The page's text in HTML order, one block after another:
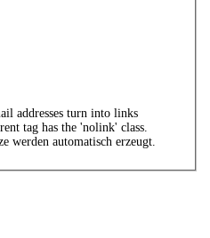
addresses turn into links
tag has the 'nolink' class.
werden automatisch erzeugt.